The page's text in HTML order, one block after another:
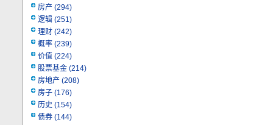
房产 (294)
逻辑 (251)
理财 (242)
概率 (239)
价值 (224)
股票基金 (214)
房地产 (208)
房子 (176)
历史 (154)
债券 (144)